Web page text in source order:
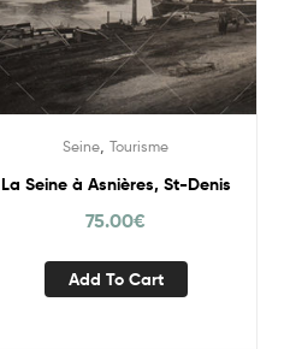
Seine Tourisme
La Seine à Asnières, St-Denis
75.00€
Add To Cart